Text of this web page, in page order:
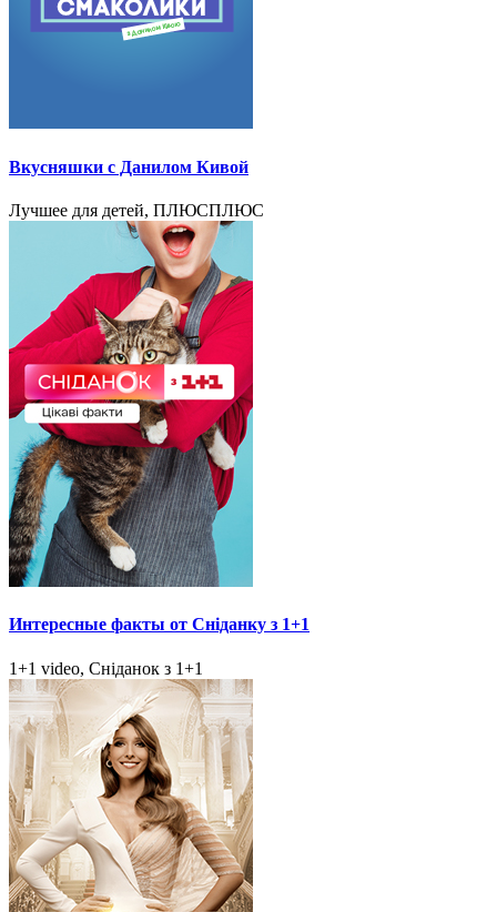
Вкусняшки с Данилом Кивой
Лучшее для детей, ПЛЮСПЛЮС
Интересные факты от Сніданку з 1+1
1+1 video, Сніданок з 1+1